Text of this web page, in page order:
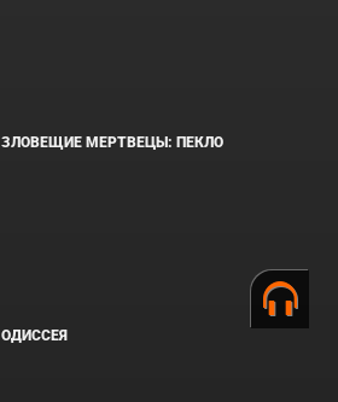
ЗЛОВЕЩИЕ МЕРТВЕЦЫ: ПЕКЛО
ОДИССЕЯ